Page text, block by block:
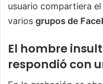
usuario compartiera
varios grupos de
El hombre
respondió con